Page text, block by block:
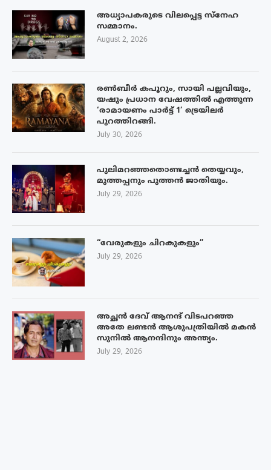
അധ്യാപകരുടെ വിലപ്പെട്ട സ്നേഹ
സമ്മാനം.
August 2, 2026
രൺബീർ കപൂറും, സായി പല്ലവിയും,
യഷും പ്രധാന വേഷത്തിൽ എത്തുന്ന
‘രാമായണം പാർട്ട് 1’ ട്രെയിലർ
പുറത്തിറങ്ങി.
July 30, 2026
പുലിമറഞ്ഞതൊണ്ടച്ചൻ തെയ്യവും,
മുത്തപ്പനും പുത്തൻ ജാതിയും.
July 29, 2026
“വേരുകളും ചിറകുകളും”
July 29, 2026
അച്ഛൻ ദേവ് ആനന്ദ് വിടപറഞ്ഞ
അതേ ലണ്ടൻ ആശുപത്രിയിൽ മകൻ
സുനിൽ ആനന്ദിനും അന്ത്യം.
July 29, 2026